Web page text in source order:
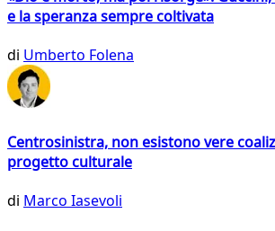
e la speranza sempre coltivata
di Umberto Folena
Centrosinistra, non esistono vere
progetto culturale
di Marco Iasevoli